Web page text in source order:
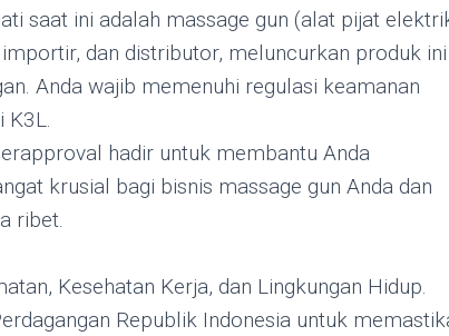
saat ini adalah massage gun (alat pijat
dan distributor, meluncurkan produk
Anda wajib memenuhi regulasi keamanan
K3L.
hadir untuk membantu Anda
krusial bagi bisnis massage gun Anda dan
ribet.
Kesehatan Kerja, dan Lingkungan Hidup.
Republik Indonesia untuk